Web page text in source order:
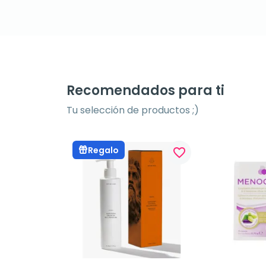
Recomendados para ti
Tu selección de productos ;)
Regalo favorite_border